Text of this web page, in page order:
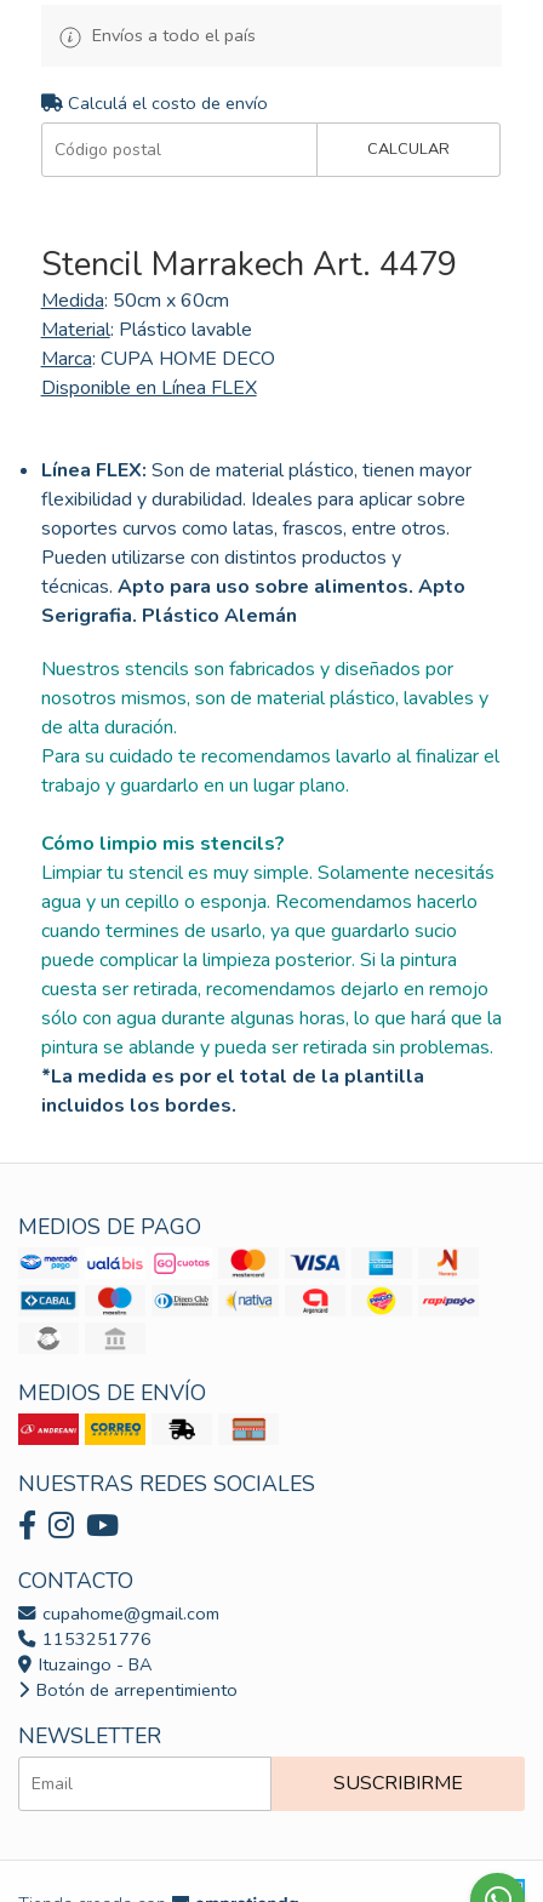
Envíos a todo el país
Calculá el costo de envío
CALCULAR
Stencil Marrakech Art. 4479
Medida: 50cm x 60cm
Material: Plástico lavable
Marca: CUPA HOME DECO
Disponible en Línea FLEX
Línea FLEX: Son de material plástico, tienen mayor
flexibilidad y durabilidad. Ideales para aplicar sobre
soportes curvos como latas, frascos, entre otros.
Pueden utilizarse con distintos productos y
técnicas. Apto para uso sobre alimentos. Apto
Serigrafia. Plástico Alemán
Nuestros stencils son fabricados y diseñados por
nosotros mismos, son de material plástico, lavables y
de alta duración.
Para su cuidado te recomendamos lavarlo al finalizar el
trabajo y guardarlo en un lugar plano.
Cómo limpio mis stencils?
Limpiar tu stencil es muy simple. Solamente necesitás
agua y un cepillo o esponja. Recomendamos hacerlo
cuando termines de usarlo, ya que guardarlo sucio
puede complicar la limpieza posterior. Si la pintura
cuesta ser retirada, recomendamos dejarlo en remojo
sólo con agua durante algunas horas, lo que hará que la
pintura se ablande y pueda ser retirada sin problemas.
*La medida es por el total de la plantilla
incluidos los bordes.
MEDIOS DE PAGO
MEDIOS DE ENVÍO
NUESTRAS REDES SOCIALES
CONTACTO
cupahome@gmail.com
1153251776
Ituzaingo - BA
Botón de arrepentimiento
NEWSLETTER
SUSCRIBIRME